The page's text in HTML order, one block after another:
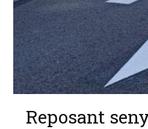
Reposant